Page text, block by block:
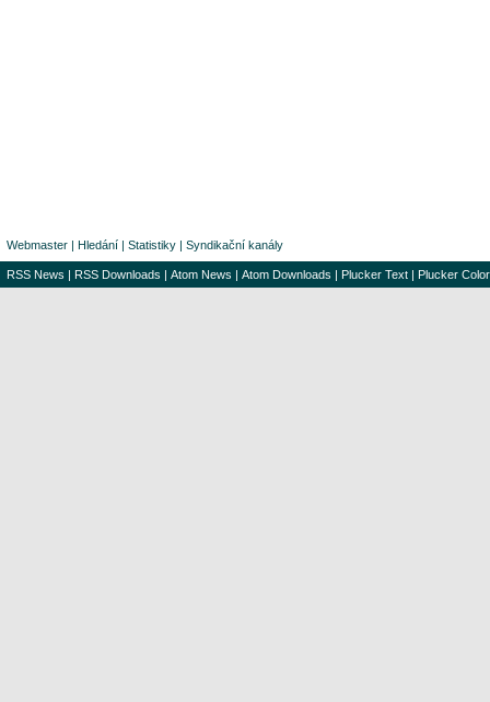
Webmaster | Hledání | Statistiky | Syndikační kanály
RSS News | RSS Downloads | Atom News | Atom Downloads | Plucker Text | Plucker Color